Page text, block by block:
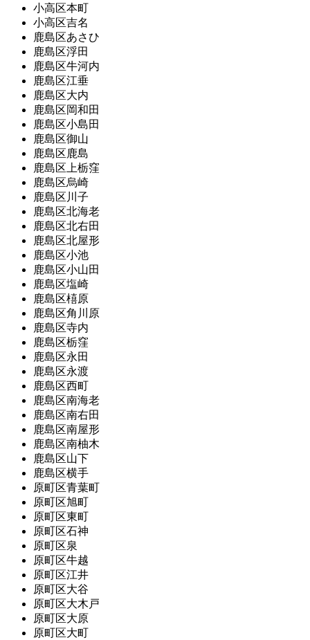
小高区本町
小高区吉名
鹿島区あさひ
鹿島区浮田
鹿島区牛河内
鹿島区江垂
鹿島区大内
鹿島区岡和田
鹿島区小島田
鹿島区御山
鹿島区鹿島
鹿島区上栃窪
鹿島区烏崎
鹿島区川子
鹿島区北海老
鹿島区北右田
鹿島区北屋形
鹿島区小池
鹿島区小山田
鹿島区塩崎
鹿島区橲原
鹿島区角川原
鹿島区寺内
鹿島区栃窪
鹿島区永田
鹿島区永渡
鹿島区西町
鹿島区南海老
鹿島区南右田
鹿島区南屋形
鹿島区南柚木
鹿島区山下
鹿島区横手
原町区青葉町
原町区旭町
原町区東町
原町区石神
原町区泉
原町区牛越
原町区江井
原町区大谷
原町区大木戸
原町区大原
原町区大町